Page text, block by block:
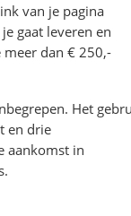
van je pagina
gaat leveren en
dan € 250,-
Het
en drie
aankomst in